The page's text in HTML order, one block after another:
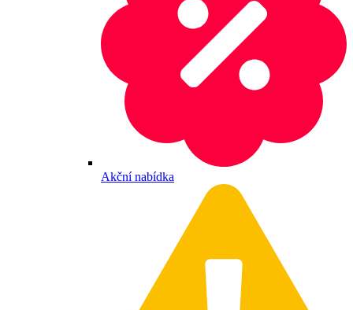
Akční nabídka